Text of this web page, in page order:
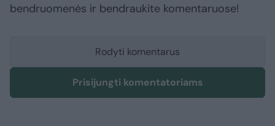
bendruomenės ir bendraukite komentaruose!
Rodyti komentarus
Prisijungti komentatoriams